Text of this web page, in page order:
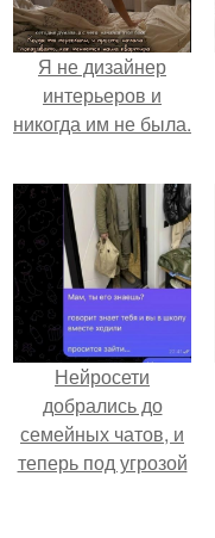
Я не дизайнер
интерьеров и
никогда им не была.
Нейросети
добрались до
семейных чатов, и
теперь под угрозой